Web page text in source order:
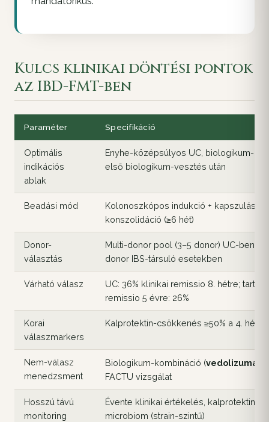
Kulcs klinikai döntési pontok
az IBD-FMT-ben
Paraméter Specifikáció
Optimális
indikációs
ablak
Enyhe-középsúlyos UC, biologikum-
első biologikum-vesztés után
Beadási mód
Kolonoszkópos indukció + kapszulás
konszolidáció (≥6 hét)
Donor-
választás
Multi-donor pool (3–5 donor) UC-ben;
donor IBS-társuló esetekben
Várható válasz
UC: 36% klinikai remissio 8. hétre; tartós
remissio 5 évre: 26%
Korai
válaszmarkers
Kalprotektin-csökkenés ≥50% a 4. hétre
Nem-válasz
menedzsment
Biologikum-kombináció (vedolizumab
FACTU vizsgálat
Hosszú távú
monitoring
Évente klinikai értékelés, kalprotektin,
microbiom (strain-szintű)